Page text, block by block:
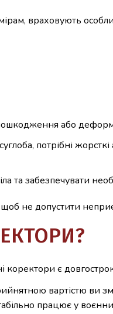
враховують
або
потрібні
забезпечувати
щоб не допустити
є
вартістю ви
працює у